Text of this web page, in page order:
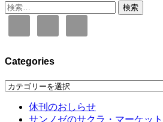
検
索:
Categories
Categories
休刊のおしらせ
サンノゼのサクラ・マーケッ